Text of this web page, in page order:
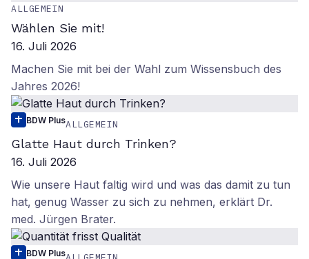
ALLGEMEIN
Wählen Sie mit!
16. Juli 2026
Machen Sie mit bei der Wahl zum Wissensbuch des
Jahres 2026!
BDW PlusALLGEMEIN
Glatte Haut durch Trinken?
16. Juli 2026
Wie unsere Haut faltig wird und was das damit zu tun
hat, genug Wasser zu sich zu nehmen, erklärt Dr.
med. Jürgen Brater.
BDW Plus